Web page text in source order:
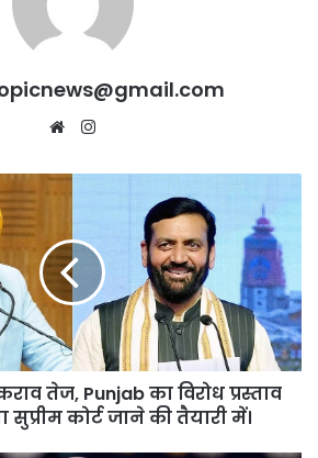
Website
तेज, Punjab का विरोध प्रस्ताव
कोर्ट जाने की तैयारी में।